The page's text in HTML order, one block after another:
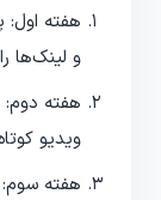
هفته اول:
و لینک‌ها
ویدیو
هفته